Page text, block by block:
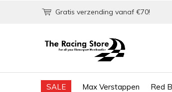
SALE Max Verstappen Red
Gratis verzending vanaf €70!